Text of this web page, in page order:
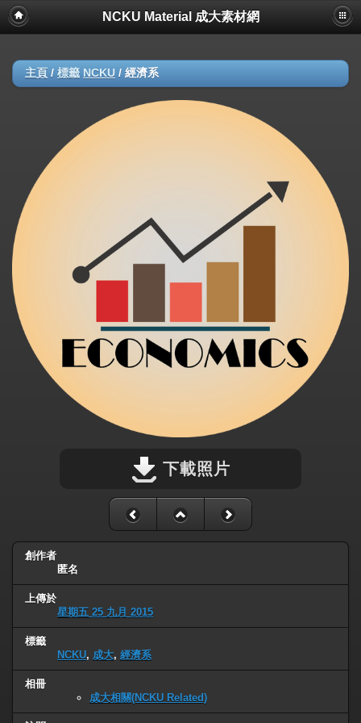
NCKU Material 成大素材網
主頁 / 標籤 NCKU / 經濟系
下載照片
創作者
匿名
上傳於
星期五 25 九月 2015
標籤
NCKU, 成大, 經濟系
相冊
成大相關(NCKU Related)